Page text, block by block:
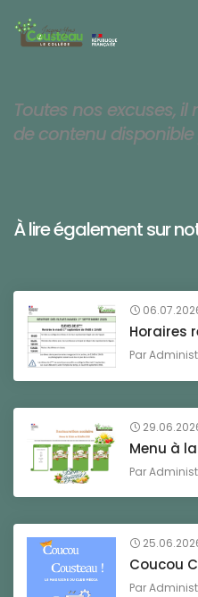
Toutes nos excuses,
de contenu
À lire également sur
Horaires
Par
Menu à
Par
Coucou
Par